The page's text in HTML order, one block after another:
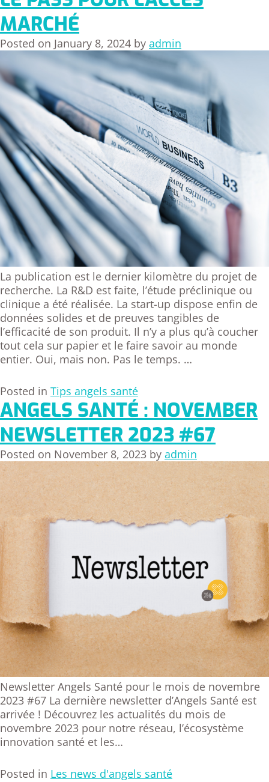
MARCHÉ
Posted on January 8, 2024 by admin
La publication est le dernier kilomètre du projet de
recherche. La R&D est faite, l’étude préclinique ou
clinique a été réalisée. La start-up dispose enfin de
données solides et de preuves tangibles de
l’efficacité de son produit. Il n’y a plus qu’à coucher
tout cela sur papier et le faire savoir au monde
entier. Oui, mais non. Pas le temps. …
Posted in Tips angels santé
ANGELS SANTÉ : NOVEMBER
NEWSLETTER 2023 #67
Posted on November 8, 2023 by admin
Newsletter Angels Santé pour le mois de novembre
2023 #67 La dernière newsletter d’Angels Santé est
arrivée ! Découvrez les actualités du mois de
novembre 2023 pour notre réseau, l’écosystème
innovation santé et les…
Posted in Les news d'angels santé